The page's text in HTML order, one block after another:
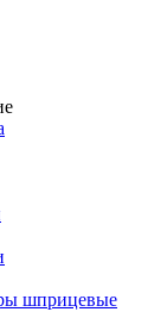
шприцевые